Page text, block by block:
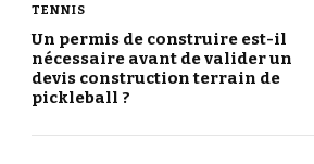
TENNIS
Un permis de construire est-il
nécessaire avant de valider un
devis construction terrain de
pickleball ?